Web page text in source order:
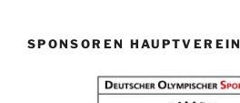
SPONSOREN HAUPTVEREIN